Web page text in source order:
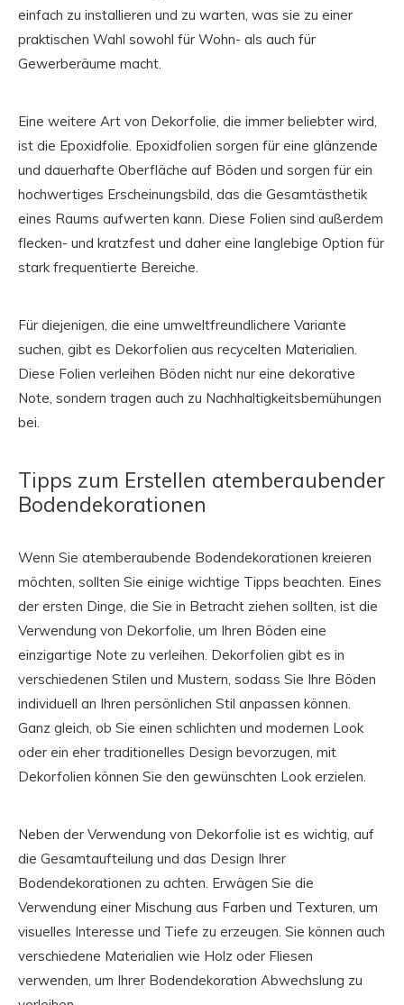
einfach zu installieren und zu warten, was sie zu einer
praktischen Wahl sowohl für Wohn- als auch für
Gewerberäume macht.
Eine weitere Art von Dekorfolie, die immer beliebter wird,
ist die Epoxidfolie. Epoxidfolien sorgen für eine glänzende
und dauerhafte Oberfläche auf Böden und sorgen für ein
hochwertiges Erscheinungsbild, das die Gesamtästhetik
eines Raums aufwerten kann. Diese Folien sind außerdem
flecken- und kratzfest und daher eine langlebige Option für
stark frequentierte Bereiche.
Für diejenigen, die eine umweltfreundlichere Variante
suchen, gibt es Dekorfolien aus recycelten Materialien.
Diese Folien verleihen Böden nicht nur eine dekorative
Note, sondern tragen auch zu Nachhaltigkeitsbemühungen
bei.
Tipps zum Erstellen atemberaubender
Bodendekorationen
Wenn Sie atemberaubende Bodendekorationen kreieren
möchten, sollten Sie einige wichtige Tipps beachten. Eines
der ersten Dinge, die Sie in Betracht ziehen sollten, ist die
Verwendung von Dekorfolie, um Ihren Böden eine
einzigartige Note zu verleihen. Dekorfolien gibt es in
verschiedenen Stilen und Mustern, sodass Sie Ihre Böden
individuell an Ihren persönlichen Stil anpassen können.
Ganz gleich, ob Sie einen schlichten und modernen Look
oder ein eher traditionelles Design bevorzugen, mit
Dekorfolien können Sie den gewünschten Look erzielen.
Neben der Verwendung von Dekorfolie ist es wichtig, auf
die Gesamtaufteilung und das Design Ihrer
Bodendekorationen zu achten. Erwägen Sie die
Verwendung einer Mischung aus Farben und Texturen, um
visuelles Interesse und Tiefe zu erzeugen. Sie können auch
verschiedene Materialien wie Holz oder Fliesen
verwenden, um Ihrer Bodendekoration Abwechslung zu